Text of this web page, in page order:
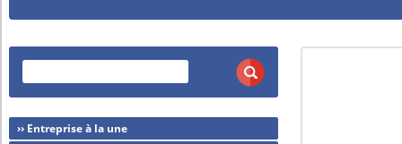
›› Entreprise à la une